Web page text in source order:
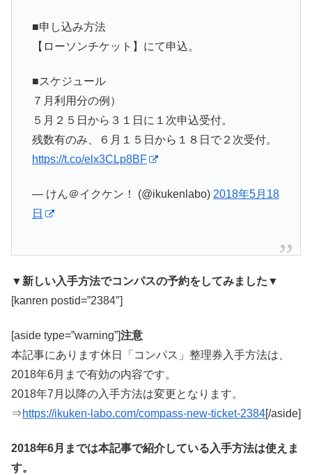
■申し込み方法
【ローソンチケット】にて申込。
■スケジュール
７月利用分の例）
５月２５日から３１日に１次申込受付。
残数有のみ、６月１５日から１８日で２次受付。
https://t.co/elx3CLp8BF
— けん＠イクケン！ (@ikukenlabo) 2018年5月18
日
▼新しい入手方法でコンパスの予約をしてみました▼
[kanren postid=”2384″]
[aside type=”warning”]注意
本記事にあります休日「コンパス」整理券入手方法は、
2018年6月まで有効の内容です。
2018年7月以降の入手方法は変更となります。
⇒https://ikuken-labo.com/compass-new-ticket-2384[/aside]
2018年6月までは本記事で紹介している入手方法は使えま
す。